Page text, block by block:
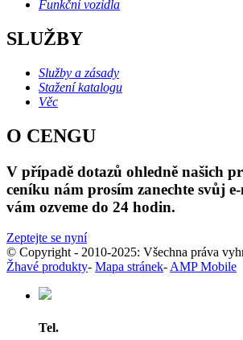
Funkční vozidla
SLUŽBY
Služby a zásady
Stažení katalogu
Věc
O CENGU
V případě dotazů ohledně našich
ceníku nám prosím zanechte svůj
vám ozveme do 24 hodin.
Zeptejte se nyní
© Copyright - 2010-2025: Všechna práva
Žhavé produkty- Mapa stránek- AMP Mobile
Tel.